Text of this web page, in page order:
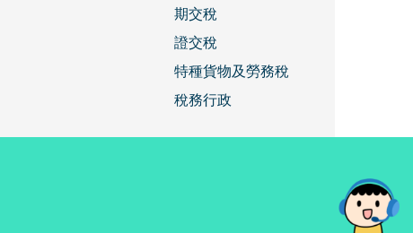
期交稅
證交稅
特種貨物及勞務稅
稅務行政